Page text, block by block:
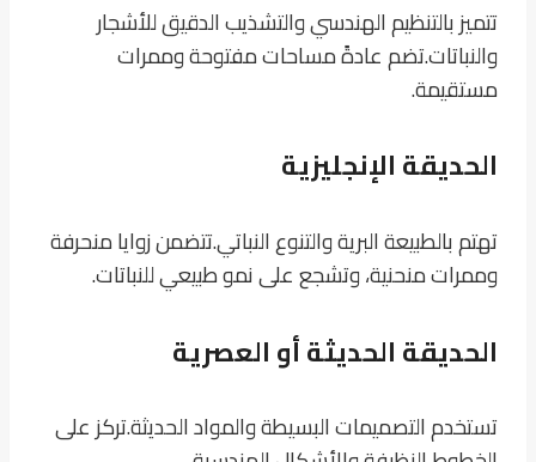
تتميز بالتنظيم الهندسي والتشذيب الدقيق للأشجار
والنباتات.تضم عادةً مساحات مفتوحة وممرات
مستقيمة.
الحديقة الإنجليزية
تهتم بالطبيعة البرية والتنوع النباتي.تتضمن زوايا منحرفة
وممرات منحنية، وتشجع على نمو طبيعي للنباتات.
الحديقة الحديثة أو العصرية
تستخدم التصميمات البسيطة والمواد الحديثة.تركز على